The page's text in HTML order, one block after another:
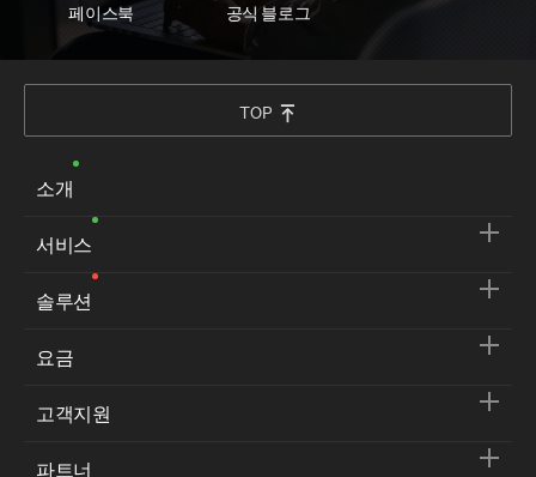
페이스북 공식 블로그
TOP
소개
서비스
솔루션
요금
고객지원
파트너